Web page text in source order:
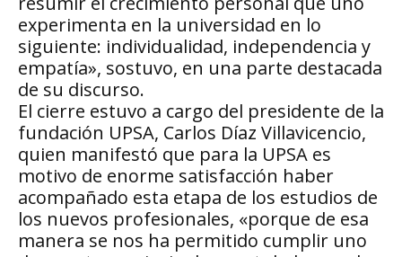
experimenta en la universidad en lo
siguiente: individualidad, independencia y
empatía», sostuvo, en una parte destacada
de su discurso.
El cierre estuvo a cargo del presidente de la
fundación UPSA, Carlos Díaz Villavicencio,
quien manifestó que para la UPSA es
motivo de enorme satisfacción haber
acompañado esta etapa de los estudios de
los nuevos profesionales, «porque de esa
manera se nos ha permitido cumplir uno